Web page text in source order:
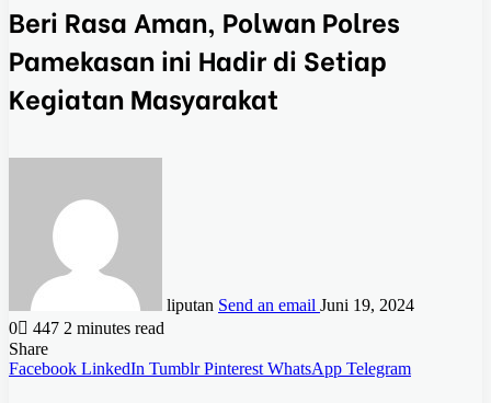
Beri Rasa Aman, Polwan Polres
Pamekasan ini Hadir di Setiap
Kegiatan Masyarakat
liputan Send an email Juni 19, 2024
0
447 2 minutes read
Share
Facebook LinkedIn Tumblr Pinterest WhatsApp Telegram